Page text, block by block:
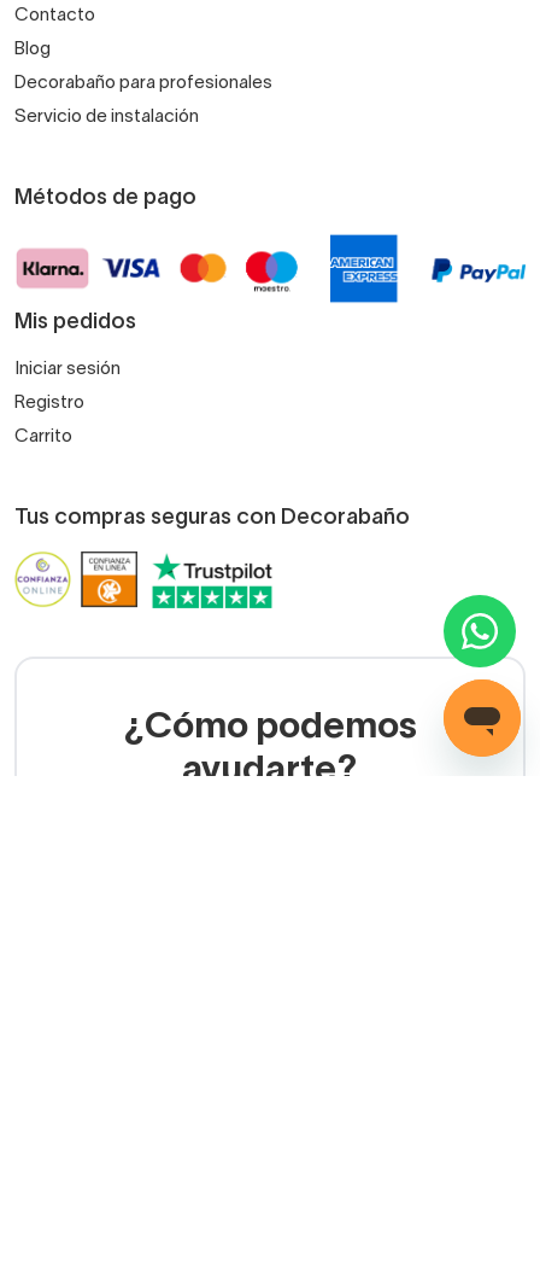
Contacto
Blog
Decorabaño para profesionales
Servicio de instalación
Métodos de pago
Mis pedidos
Iniciar sesión
Registro
Carrito
Tus compras seguras con Decorabaño
¿Cómo podemos
ayudarte?